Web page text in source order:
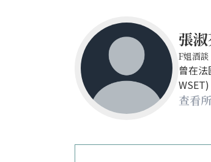
張
F姐酒談
曾在
分享
查看